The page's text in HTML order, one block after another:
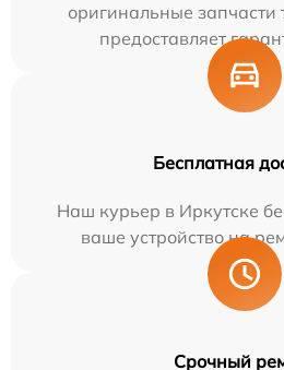
оригинальные запчасти
предоставляет
Бесплатная
Наш курьер в Иркутске
ваше устройство на
Срочный